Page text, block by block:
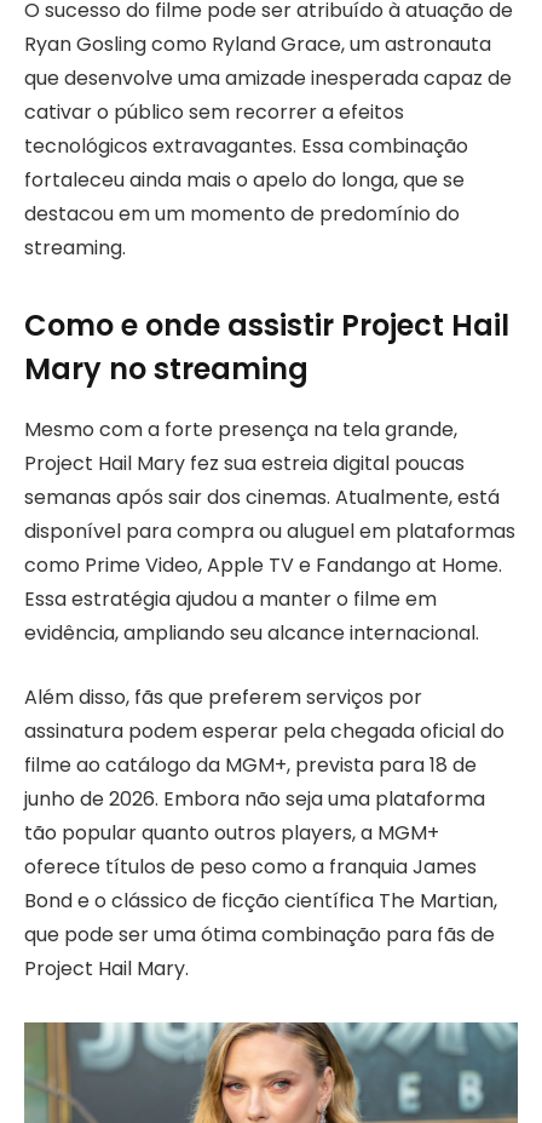
O sucesso do filme pode ser atribuído à atuação de
Ryan Gosling como Ryland Grace, um astronauta
que desenvolve uma amizade inesperada capaz de
cativar o público sem recorrer a efeitos
tecnológicos extravagantes. Essa combinação
fortaleceu ainda mais o apelo do longa, que se
destacou em um momento de predomínio do
streaming.
Como e onde assistir Project Hail
Mary no streaming
Mesmo com a forte presença na tela grande,
Project Hail Mary fez sua estreia digital poucas
semanas após sair dos cinemas. Atualmente, está
disponível para compra ou aluguel em plataformas
como Prime Video, Apple TV e Fandango at Home.
Essa estratégia ajudou a manter o filme em
evidência, ampliando seu alcance internacional.
Além disso, fãs que preferem serviços por
assinatura podem esperar pela chegada oficial do
filme ao catálogo da MGM+, prevista para 18 de
junho de 2026. Embora não seja uma plataforma
tão popular quanto outros players, a MGM+
oferece títulos de peso como a franquia James
Bond e o clássico de ficção científica The Martian,
que pode ser uma ótima combinação para fãs de
Project Hail Mary.